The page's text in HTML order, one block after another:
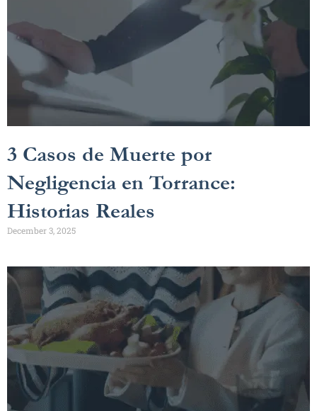
3 Casos de Muerte por
Negligencia en Torrance:
Historias Reales
December 3, 2025